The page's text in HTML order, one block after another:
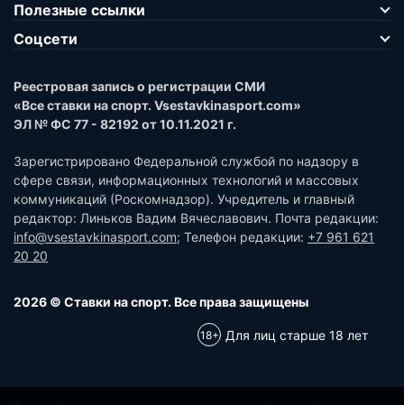
Полезные ссылки
Соцсети
Реестровая запись о регистрации СМИ
«Все ставки на спорт. Vsestavkinasport.com»
ЭЛ № ФС 77 - 82192 от 10.11.2021 г.
Зарегистрировано Федеральной службой по надзору в
сфере связи, информационных технологий и массовых
коммуникаций (Роскомнадзор). Учредитель и главный
редактор: Линьков Вадим Вячеславович. Почта редакции:
info@vsestavkinasport.com; Телефон редакции: +7 961 621
20 20
2026 © Ставки на спорт. Все права защищены
Для лиц старше 18 лет